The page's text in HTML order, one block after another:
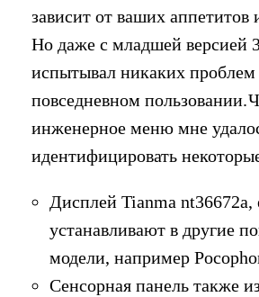
зависит от ваших аппетитов
Но даже с младшей версией
испытывал никаких
повседневном пользовании.
инженерное меню мне
идентифицировать
Дисплей Tianma nt36672a,
устанавливают в другие
модели, например
Сенсорная панель также